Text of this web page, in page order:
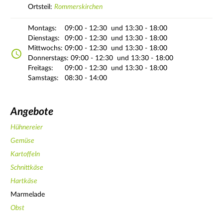
Ortsteil: Rommerskirchen
Montags: 09:00 - 12:30
und 13:30 - 18:00
Dienstags:
09:00 - 12:30
und 13:30 - 18:00
Mittwochs: 09:00 - 12:30
und 13:30 - 18:00
Donnerstags: 09:00 - 12:30
und 13:30 - 18:00
Freitags:
09:00 - 12:30
und 13:30 - 18:00
Samstags:
08:30 - 14:00
Angebote
Hühnereier
Gemüse
Kartoffeln
Schnittkäse
Hartkäse
Marmelade
Obst